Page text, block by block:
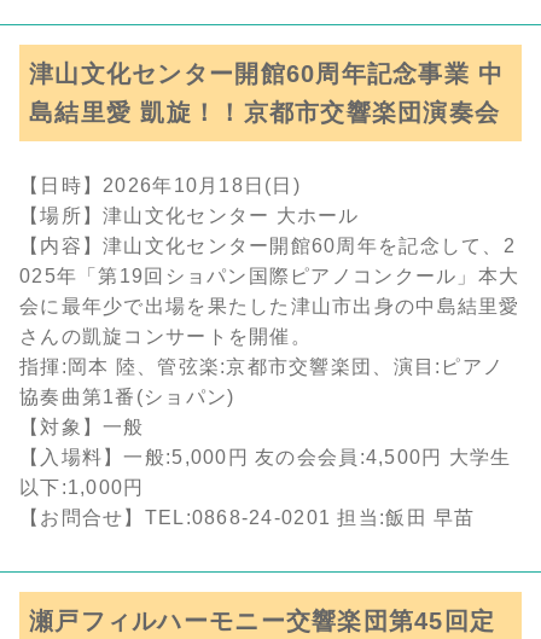
津山文化センター開館60周年記念事業 中
島結里愛 凱旋！！京都市交響楽団演奏会
【日時】2026年10月18日(日)
【場所】津山文化センター 大ホール
【内容】津山文化センター開館60周年を記念して、2
025年「第19回ショパン国際ピアノコンクール」本大
会に最年少で出場を果たした津山市出身の中島結里愛
さんの凱旋コンサートを開催。
指揮:岡本 陸、管弦楽:京都市交響楽団、演目:ピアノ
協奏曲第1番(ショパン)
【対象】一般
【入場料】一般:5,000円 友の会会員:4,500円 大学生
以下:1,000円
【お問合せ】TEL:0868-24-0201 担当:飯田 早苗
瀬戸フィルハーモニー交響楽団第45回定